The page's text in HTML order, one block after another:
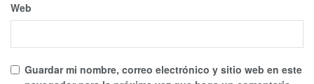
Web
Guardar mi nombre, correo electrónico y sitio web en este